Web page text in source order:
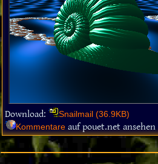
Download:
Snailmail (36.9KB)
Kommentareauf pouet.net ansehen